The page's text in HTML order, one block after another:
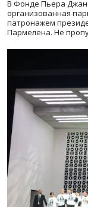
В Фонде Пьера
организованная
патронажем
Пармелена. Не